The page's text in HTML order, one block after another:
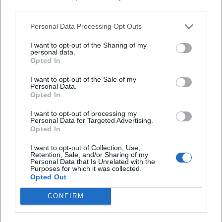
Personal Data Processing Opt Outs
I want to opt-out of the Sharing of my
personal data.
Opted In
I want to opt-out of the Sale of my
Personal Data.
Opted In
I want to opt-out of processing my
Personal Data for Targeted Advertising.
Opted In
I want to opt-out of Collection, Use,
Retention, Sale, and/or Sharing of my
Personal Data that Is Unrelated with the
Purposes for which it was collected.
Opted Out
CONFIRM
Open in Google Maps
Häufig gestellte Fragen
Wann findet die Ausstellung statt?
Wo ist die Ausstellung zu sehen?
Wie sind die Öffnungszeiten?